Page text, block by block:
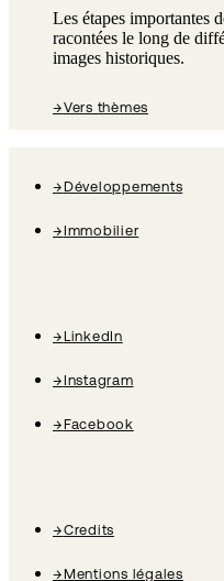
Les étapes importantes
racontées le long de
images historiques.
→Vers thèmes
→Développements
→Immobilier
→LinkedIn
→Instagram
→Facebook
→Credits
→Mentions légales